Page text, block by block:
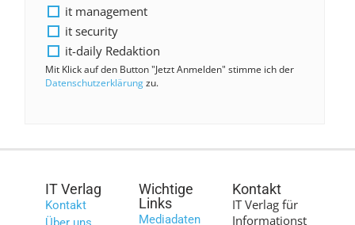
it management
it security
it-daily Redaktion
Mit Klick auf den Button "Jetzt Anmelden" stimme ich der
Datenschutzerklärungzu.
IT Verlag
Kontakt
Wichtige
Links
Mediadaten
Kontakt
IT Verlag für
Informationst